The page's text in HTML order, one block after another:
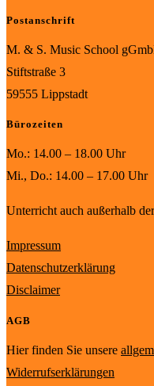
Postanschrift
M. & S. Music School
Stiftstraße 3
59555 Lippstadt
Bürozeiten
Mo.: 14.00 – 18.00 Uhr
Mi., Do.: 14.00 – 17.00 Uhr
Unterricht auch außerhalb
Impressum
Datenschutzerklärung
Disclaimer
AGB
Hier finden Sie unsere
Widerrufserklärungen